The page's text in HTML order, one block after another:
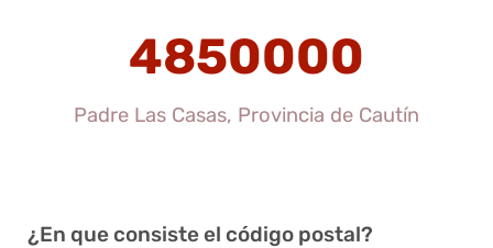
4850000
Padre Las Casas, Provincia de Cautín
¿En que consiste el código postal?